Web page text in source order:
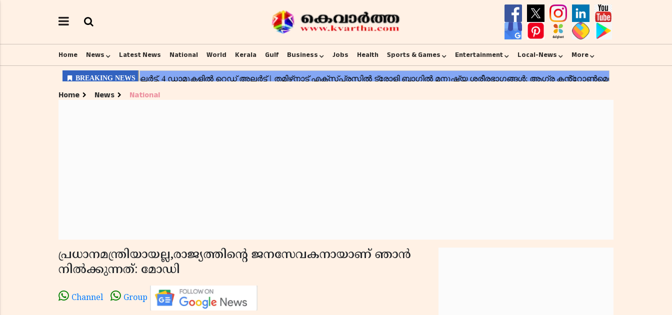
Home News Latest News National World Kerala Gulf Business Jobs Health Sports & Games Entertainment Local-News More
Home News National
പ്രധാനമന്ത്രിയായല്ല,രാജ്യത്തിന്റെ ജനസേവകനായാണ് ഞാന്‍
നില്‍ക്കുന്നത്: മോഡി
Channel Group